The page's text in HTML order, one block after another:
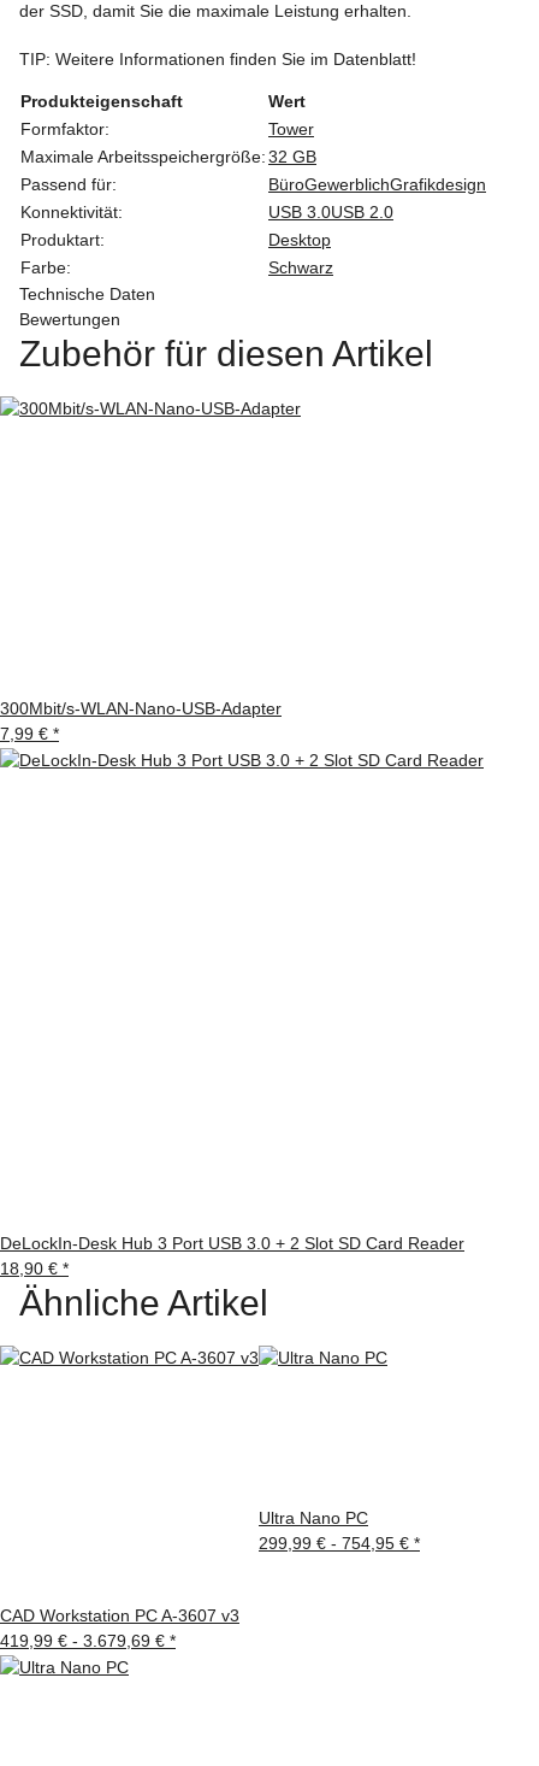
der SSD, damit Sie die maximale Leistung erhalten.
TIP: Weitere Informationen finden Sie im Datenblatt!
Produkteigenschaft
Wert
Formfaktor:
Tower
Maximale Arbeitsspeichergröße:32 GB
Passend für:
BüroGewerblichGrafikdesign
Konnektivität:
USB 3.0USB 2.0
Produktart:
Desktop
Farbe:
Schwarz
Technische Daten
Bewertungen
Zubehör für diesen Artikel
300Mbit/s-WLAN-Nano-USB-Adapter
7,99 € *
DeLockIn-Desk Hub 3 Port USB 3.0 + 2 Slot SD Card Reader
18,90 € *
Ähnliche Artikel
CAD Workstation PC A-3607 v3
419,99 € - 3.679,69 € *
Ultra Nano PC
299,99 € - 754,95 € *